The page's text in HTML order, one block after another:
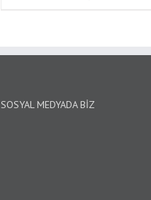
SOSYAL MEDYADA BIZ